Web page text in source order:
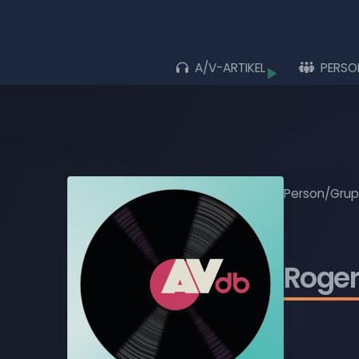
A/V-ARTIKEL
FILME
MUSIK-VIDEOS
TV-SENDUNGEN
WIEDERGABELISTEN
BLU-RAY DISCS
Person/